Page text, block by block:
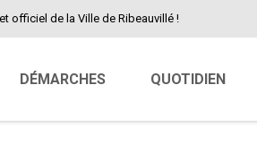
officiel de la Ville de Ribeauvillé !
DÉMARCHES QUOTIDIEN